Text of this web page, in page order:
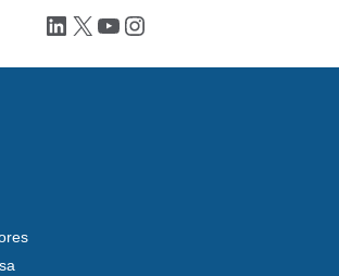
LinkedIn
X YouTube
Instagram